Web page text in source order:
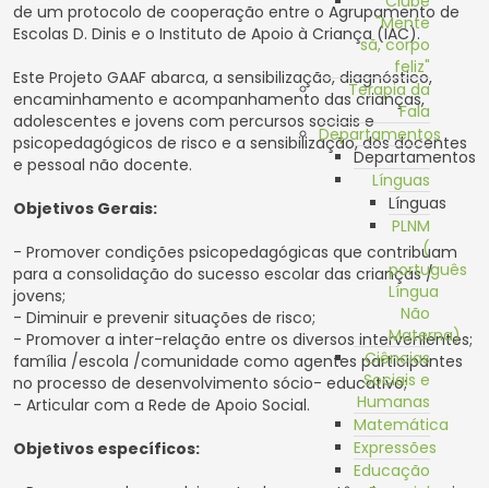
"Mente
sã, corpo
feliz"
Terapia da
Fala
Departamentos
Departamentos
Línguas
Línguas
PLNM
(
português
Língua
Não
Materna)
Ciências
Sociais e
Humanas
Matemática
Expressões
Educação
de um protocolo de cooperação entre o Agrupamento de
Escolas D. Dinis e o Instituto de Apoio à Criança (IAC).
Este Projeto GAAF abarca, a sensibilização, diagnóstico,
encaminhamento e acompanhamento das crianças,
adolescentes e jovens com percursos sociais e
psicopedagógicos de risco e a sensibilização, dos docentes
e pessoal não docente.
Objetivos Gerais:
- Promover condições psicopedagógicas que contribuam
para a consolidação do sucesso escolar das crianças /
jovens;
- Diminuir e prevenir situações de risco;
- Promover a inter-relação entre os diversos intervenientes;
família /escola /comunidade como agentes participantes
no processo de desenvolvimento sócio- educativo;
- Articular com a Rede de Apoio Social.
Objetivos específicos: